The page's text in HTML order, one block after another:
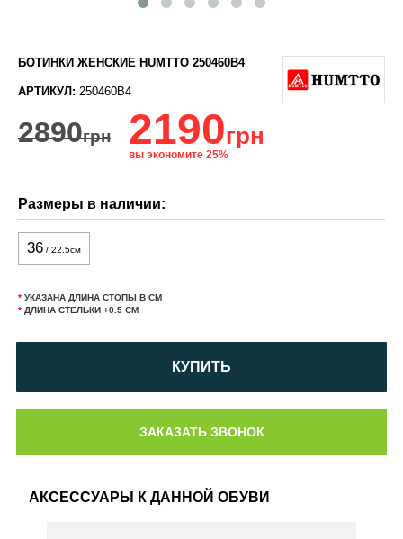
БОТИНКИ ЖЕНСКИЕ HUMTTO 250460B4
АРТИКУЛ: 250460B4
2890грн 2190грн
вы экономите 25%
Размеры в наличии:
36 / 22.5см
* УКАЗАНА ДЛИНА СТОПЫ В СМ
* ДЛИНА СТЕЛЬКИ +0.5 СМ
КУПИТЬ
АКСЕССУАРЫ К ДАННОЙ ОБУВИ